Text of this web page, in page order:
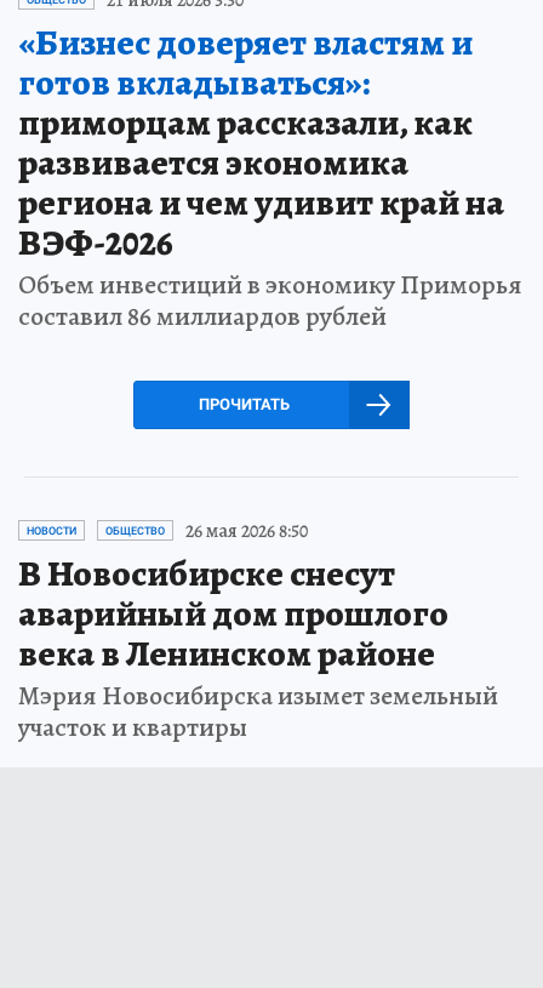
«Бизнес доверяет властям и
готов вкладываться»:
приморцам рассказали, как
развивается экономика
региона и чем удивит край на
ВЭФ-2026
Объем инвестиций в экономику Приморья
составил 86 миллиардов рублей
ПРОЧИТАТЬ
НОВОСТИ ОБЩЕСТВО 26 мая 2026 8:50
В Новосибирске снесут
аварийный дом прошлого
века в Ленинском районе
Мэрия Новосибирска изымет земельный
участок и квартиры